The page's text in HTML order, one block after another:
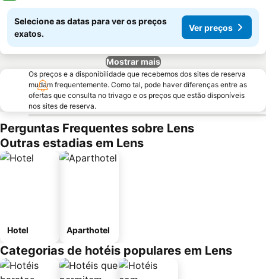
Selecione as datas para ver os preços
exatos.
Ver preços
Mostrar mais
Os preços e a disponibilidade que recebemos dos sites de reserva
mudam frequentemente. Como tal, pode haver diferenças entre as
ofertas que consulta no trivago e os preços que estão disponíveis
nos sites de reserva.
Perguntas Frequentes sobre Lens
Outras estadias em Lens
Hotel Aparthotel
Categorias de hotéis populares em Lens